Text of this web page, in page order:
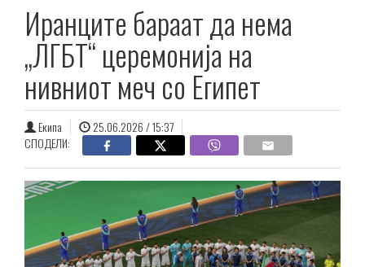
Иранците бараат да нема
„ЛГБТ“ церемонија на
нивниот меч со Египет
Екипа
25.06.2026 / 15:37
СПОДЕЛИ: